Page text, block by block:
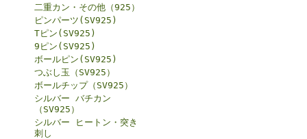
二重カン・その他（925）
ピンパーツ(SV925)
Tピン(SV925)
9ピン(SV925)
ボールピン(SV925)
つぶし玉（SV925）
ボールチップ（SV925）
シルバー バチカン
（SV925）
シルバー ヒートン・突き
刺し